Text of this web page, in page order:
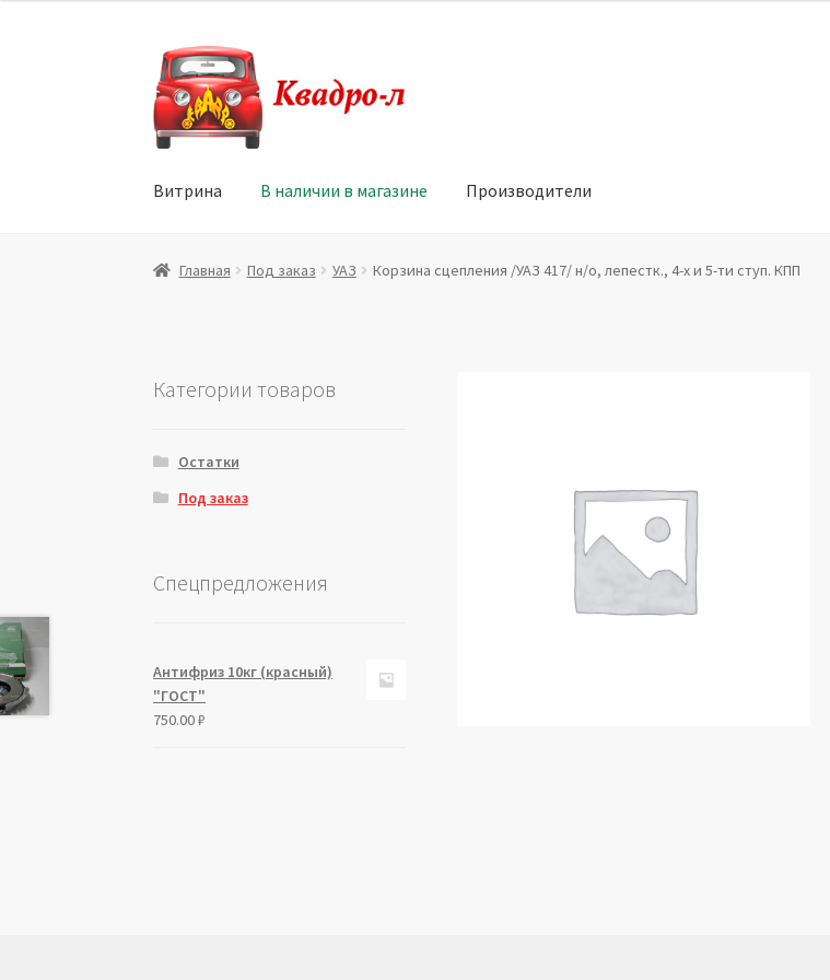
Перейти
к
навигации
Перейти
к
содержимому
Витрина В наличии в магазине Производители
Главная Витрина Мой аккаунт Политика в отношении обработки персональных данных
Главная Под заказ УАЗ Корзина сцепления /УАЗ 417/ н/о, лепестк., 4-х и 5-ти ступ. КПП
Категории товаров
Остатки
Под заказ
Спецпредложения
Антифриз 10кг (красный)
"ГОСТ"
750.00₽